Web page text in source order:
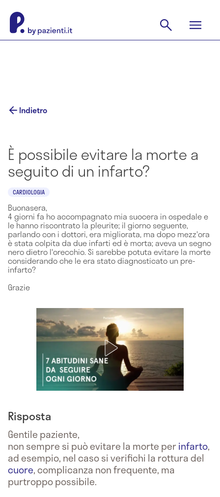
Indietro
È possibile evitare la morte a
seguito di un infarto?
CARDIOLOGIA
Buonasera,
4 giorni fa ho accompagnato mia suocera in ospedale e
le hanno riscontrato la pleurite; il giorno seguente,
parlando con i dottori, era migliorata, ma dopo mezz'ora
è stata colpita da due infarti ed è morta; aveva un segno
nero dietro l'orecchio. Si sarebbe potuta evitare la morte
considerando che le era stato diagnosticato un pre-
infarto?
Grazie
Risposta
Gentile paziente,
non sempre si può evitare la morte perinfarto,
ad esempio, nel caso si verifichi la rottura del
cuore, complicanza non frequente, ma
purtroppo possibile.